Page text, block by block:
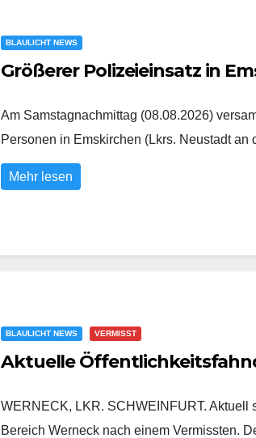
BLAULICHT NEWS
Größerer Polizeieinsatz in
Am Samstagnachmittag (08.08.2026)
Personen in Emskirchen (Lkrs. Neustadt
Mehr lesen
BLAULICHT NEWS VERMISST
Aktuelle
WERNECK, LKR. SCHWEINFURT. Aktuell
Bereich Werneck nach einem Vermissten.